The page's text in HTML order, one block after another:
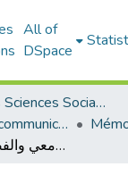
All of
DSpace
Faculté des Sciences Sociales
Département de communication
الشباب الجامعي والفضائيات العربية قناة MBC4 نموذجا